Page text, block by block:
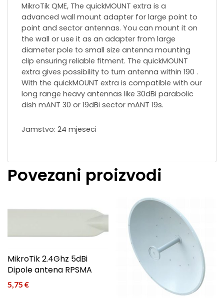
MikroTik QME, The quickMOUNT extra is a
advanced wall mount adapter for large point to
point and sector antennas. You can mount it on
the wall or use it as an adapter from large
diameter pole to small size antenna mounting
clip ensuring reliable fitment. The quickMOUNT
extra gives possibility to turn antenna within 190 .
With the quickMOUNT extra is compatible with our
long range heavy antennas like 30dBi parabolic
dish mANT 30 or 19dBi sector mANT 19s.
Jamstvo: 24 mjeseci
Povezani proizvodi
MikroTik 2.4Ghz 5dBi
Dipole antena RPSMA
5,75 €